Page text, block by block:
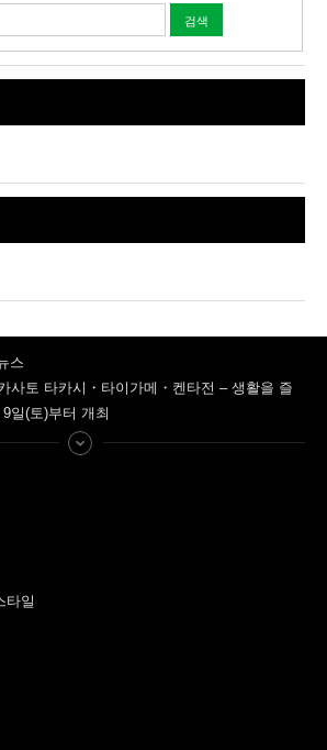
스
사토 타카시・타이가메・켄타전 – 생활을 즐
일(토)부터 개최
타일